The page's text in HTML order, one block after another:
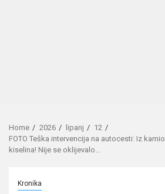
Home 2026 lipanj
12
FOTO Teška intervencija na autocesti: Iz
kiselina! Nije se oklijevalo…
Kronika